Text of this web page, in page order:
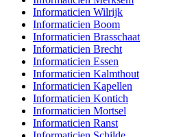
Informaticien Wilrijk
Informaticien Boom
Informaticien Brasschaat
Informaticien Brecht
Informaticien Essen
Informaticien Kalmthout
Informaticien Kapellen
Informaticien Kontich
Informaticien Mortsel
Informaticien Ranst